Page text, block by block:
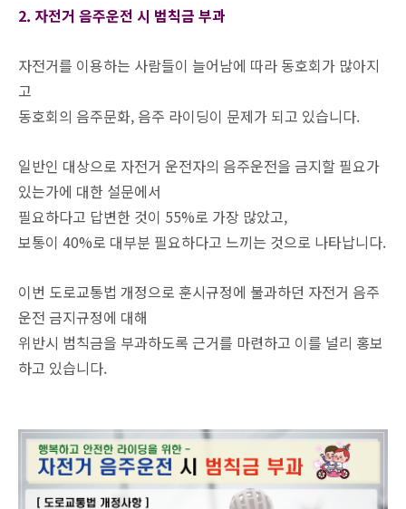
2. 자전거 음주운전 시 범칙금 부과
자전거를 이용하는 사람들이 늘어남에 따라 동호회가 많아지
고
동호회의 음주문화, 음주 라이딩이 문제가 되고 있습니다.
일반인 대상으로 자전거 운전자의 음주운전을 금지할 필요가
있는가에 대한 설문에서
필요하다고 답변한 것이 55%로 가장 많았고,
보통이 40%로 대부분 필요하다고 느끼는 것으로 나타납니다.
이번 도로교통법 개정으로 훈시규정에 불과하던 자전거 음주
운전 금지규정에 대해
위반시 범칙금을 부과하도록 근거를 마련하고 이를 널리 홍보
하고 있습니다.